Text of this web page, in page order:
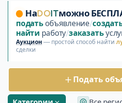
НаDOITможно
подать объявление/
найти работу/заказать
Аукцион — простой способ найти
сделки
Подать